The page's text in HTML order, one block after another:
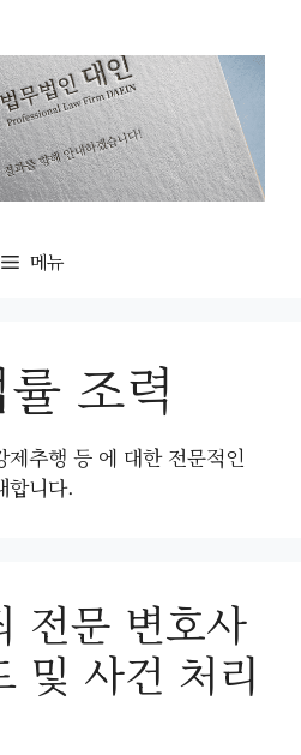
메뉴
조력
추행 등 에 대한 전문적인
합니다.
전문 변호사
및 사건 처리